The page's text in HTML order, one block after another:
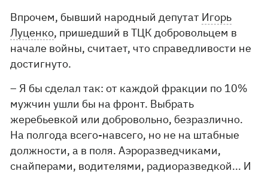
Впрочем, бывший народный депутат Игорь
Луценко, пришедший в ТЦК добровольцем в
начале войны, считает, что справедливости не
достигнуто.
– Я бы сделал так: от каждой фракции по 10%
мужчин ушли бы на фронт. Выбрать
жеребьевкой или добровольно, безразлично.
На полгода всего-навсего, но не на штабные
должности, а в поля. Аэроразведчиками,
снайперами, водителями, радиоразведкой... И